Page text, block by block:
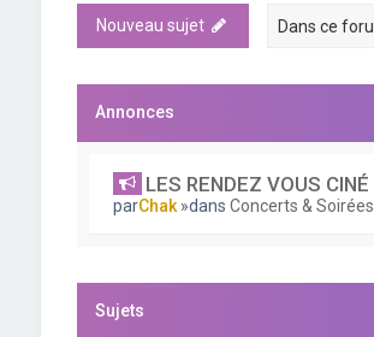
Nouveau sujet
Annonces
LES RENDEZ VOUS
parChak »dans Concerts &
Sujets